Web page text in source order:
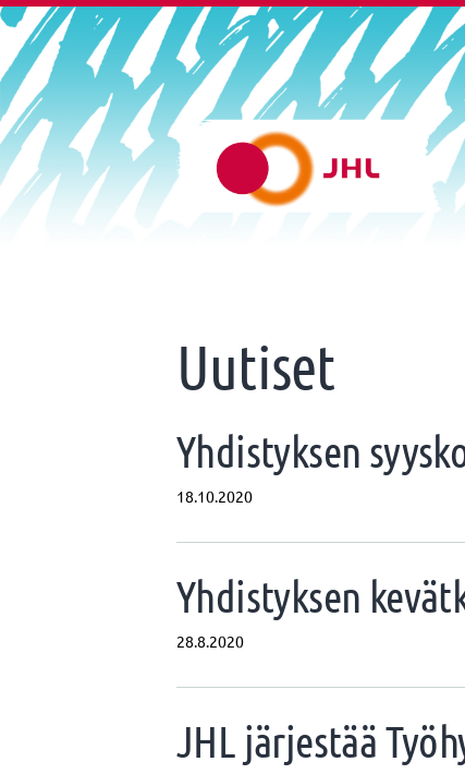
Siirry
sivun
sisältöön
Raision JHL
Uutiset
Yhdistyksen
18.10.2020
Yhdistyksen
28.8.2020
JHL järjestää